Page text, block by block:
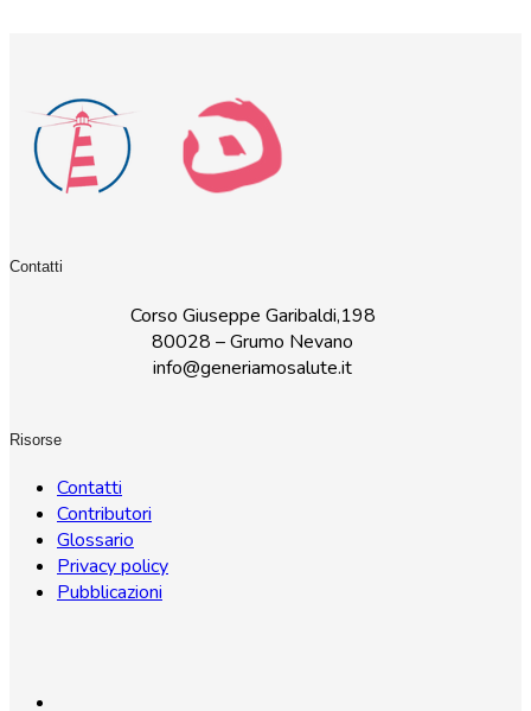
Contatti
Corso Giuseppe Garibaldi,198
80028 – Grumo Nevano
info@generiamosalute.it
Risorse
Contatti
Contributori
Glossario
Privacy policy
Pubblicazioni